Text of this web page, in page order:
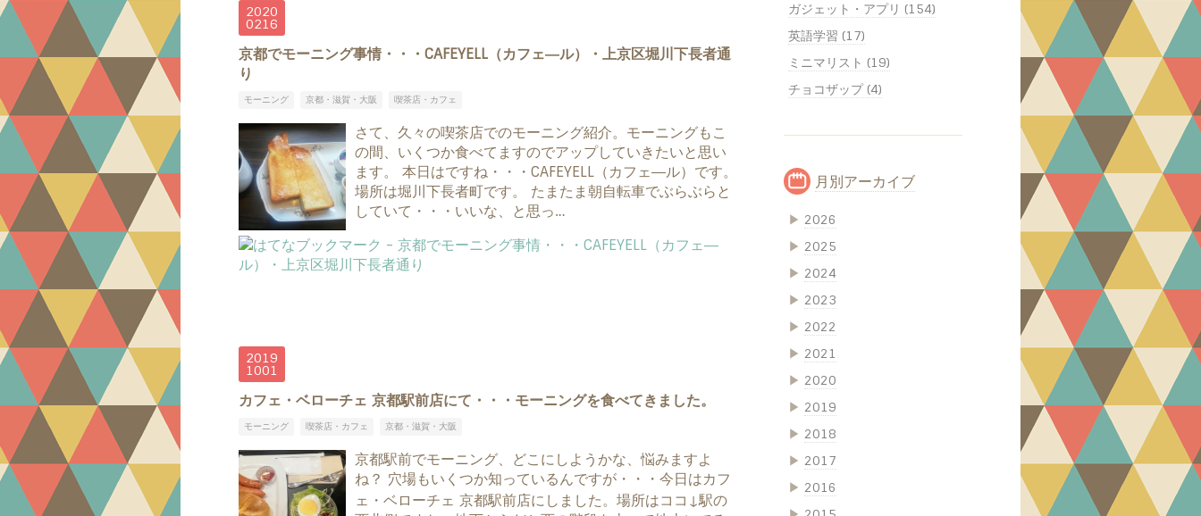
2020
0216
京都でモーニング事情・・・CAFEYELL（カフェ―ル）・上京区堀川下長者通
り
モーニング 京都・滋賀・大阪 喫茶店・カフェ
さて、久々の喫茶店でのモーニング紹介。モーニングもこ
の間、いくつか食べてますのでアップしていきたいと思い
ます。 本日はですね・・・CAFEYELL（カフェ―ル）です。
場所は堀川下長者町です。 たまたま朝自転車でぶらぶらと
していて・・・いいな、と思っ…
2019
1001
カフェ・ベローチェ 京都駅前店にて・・・モーニングを食べてきました。
モーニング 喫茶店・カフェ 京都・滋賀・大阪
京都駅前でモーニング、どこにしようかな、悩みますよ
ね？ 穴場もいくつか知っているんですが・・・今日はカフ
ェ・ベローチェ 京都駅前店にしました。場所はココ↓駅の
ガジェット・アプリ (154)
英語学習 (17)
ミニマリスト (19)
チョコザップ (4)
月別アーカイブ
▶ 2026
▶ 2025
▶ 2024
▶ 2023
▶ 2022
▶ 2021
▶ 2020
▶ 2019
▶ 2018
▶ 2017
▶ 2016